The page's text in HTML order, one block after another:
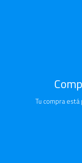
Tu compra